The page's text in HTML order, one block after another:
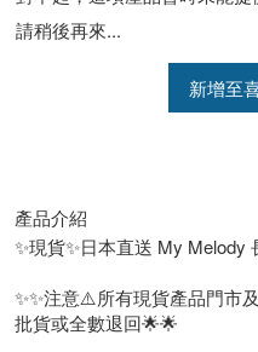
請稍後再來...
新增至
產品介紹
✨現貨✨日本直送 My Melody
✨✨注意⚠️所有現貨產品門市
批貨或全數退回🌟🌟